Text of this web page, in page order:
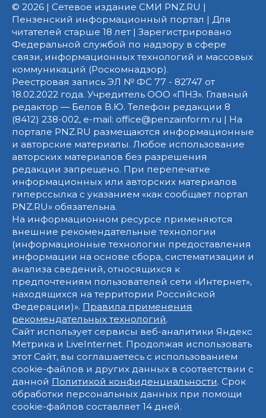
© 2026 | Сетевое издание СМИ PNZ.RU |
Пензенский информационный портал | Для
читателей старше 18 лет | Зарегистрировано
Федеральной службой по надзору в сфере
связи, информационных технологий и массовых
коммуникаций (Роскомнадзор).
Реестровая запись ЭЛ № ФС 77 - 82747 от
18.02.2022 года. Учредитель ООО «ПНЗ». Главный
редактор — Белов В.Ю. Телефон редакции 8
(8412) 238-002, e-mail: office@penzainform.ru | На
портале PNZ.RU размещаются информационные
и авторские материалы. Любое использование
авторских материалов без разрешения
редакции запрещено. При перепечатке
информационных или авторских материалов
гиперссылка с указанием «как сообщает портал
PNZ.RU» обязательна.
На информационном ресурсе применяются
внешние рекомендательные технологии
(информационные технологии предоставления
информации на основе сбора, систематизации и
анализа сведений, относящихся к
предпочтениям пользователей сети «Интернет»,
находящихся на территории Российской
Федерации)». Правила применения
рекомендательных технологий.
Сайт использует сервисы веб-аналитики Яндекс
Метрика и LiveInternet. Продолжая использовать
этот Сайт, вы соглашаетесь с использованием
cookie-файлов и других данных в соответствии с
данной Политикой конфиденциальности. Срок
обработки персональных данных при помощи
cookie-файлов составляет 14 дней.